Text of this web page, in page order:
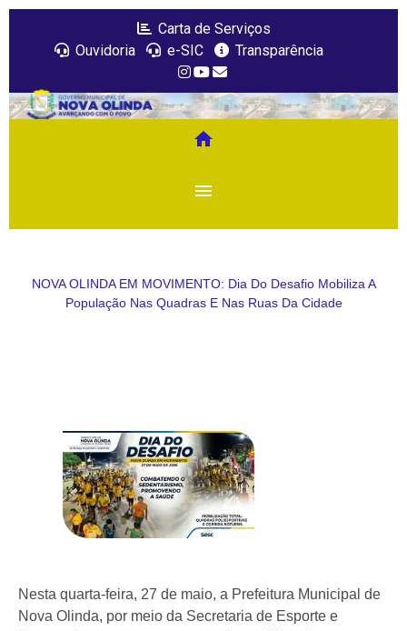
Carta de Serviços
Ouvidoria
e-SIC Transparência
menu
home
NOVA OLINDA EM MOVIMENTO: Dia Do Desafio Mobiliza A
População Nas Quadras E Nas Ruas Da Cidade
Nesta quarta-feira, 27 de maio, a Prefeitura Municipal de
Nova Olinda, por meio da Secretaria de Esporte e